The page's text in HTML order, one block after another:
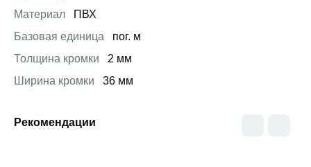
Материал
ПВХ
Базовая единица
пог. м
Толщина кромки
2 мм
Ширина кромки
36 мм
Рекомендации